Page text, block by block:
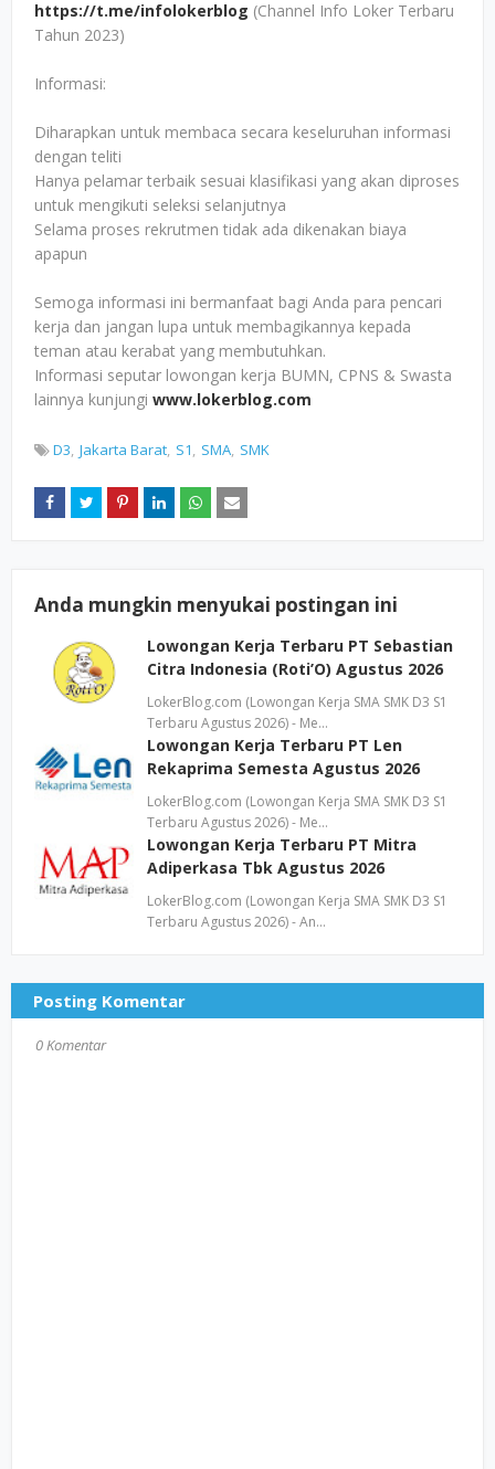
https://t.me/infolokerblog (Channel Info Loker Terbaru
Tahun 2023)
Informasi:
Diharapkan untuk membaca secara keseluruhan informasi
dengan teliti
Hanya pelamar terbaik sesuai klasifikasi yang akan diproses
untuk mengikuti seleksi selanjutnya
Selama proses rekrutmen tidak ada dikenakan biaya
apapun
Semoga informasi ini bermanfaat bagi Anda para pencari
kerja dan jangan lupa untuk membagikannya kepada
teman atau kerabat yang membutuhkan.
Informasi seputar lowongan kerja BUMN, CPNS & Swasta
lainnya kunjungi www.lokerblog.com
D3 Jakarta Barat S1 SMA SMK
Anda mungkin menyukai postingan ini
Lowongan Kerja Terbaru PT Sebastian
Citra Indonesia (Roti’O) Agustus 2026
LokerBlog.com (Lowongan Kerja SMA SMK D3 S1
Terbaru Agustus 2026) - Me…
Lowongan Kerja Terbaru PT Len
Rekaprima Semesta Agustus 2026
LokerBlog.com (Lowongan Kerja SMA SMK D3 S1
Terbaru Agustus 2026) - Me…
Lowongan Kerja Terbaru PT Mitra
Adiperkasa Tbk Agustus 2026
LokerBlog.com (Lowongan Kerja SMA SMK D3 S1
Terbaru Agustus 2026) - An…
Posting Komentar
0 Komentar